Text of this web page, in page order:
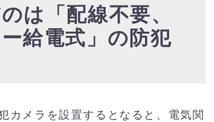
は「配線不要、
給電式」の防犯
カメラを設置するとなると、電気関